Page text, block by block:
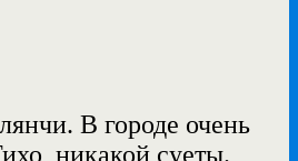
В городе очень
никакой суеты.